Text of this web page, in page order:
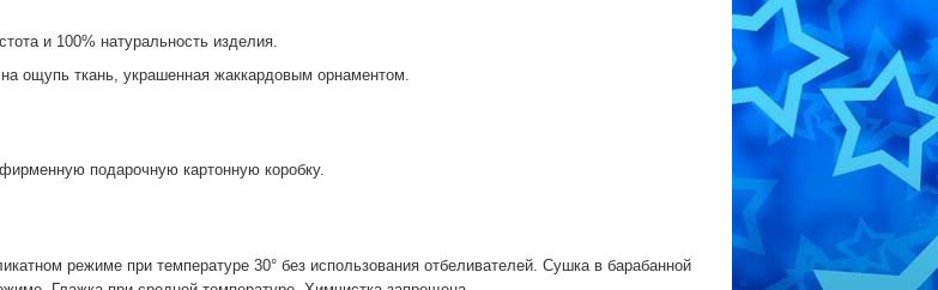
и 100% натуральность изделия.
на ощупь ткань, украшенная жаккардовым орнаментом.
подарочную картонную коробку.
режиме при температуре 30° без использования отбеливателей. Сушка в барабанной